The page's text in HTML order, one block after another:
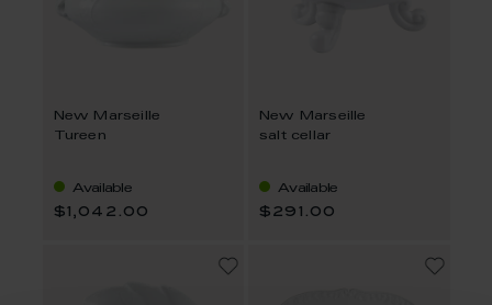
New Marseille
Tureen
Available
$1,042.00
New Marseille
salt cellar
Available
$291.00